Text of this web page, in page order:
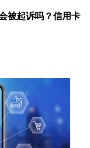
被起诉吗？信用卡